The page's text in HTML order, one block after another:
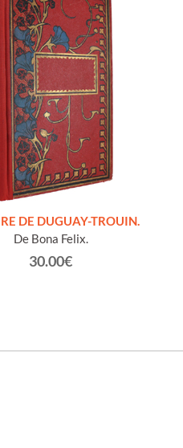
DE DUGUAY-TROUIN.
De Bona Felix.
30.00€